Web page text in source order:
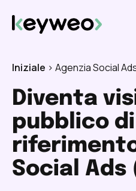
Iniziale > Agenzia Social
Diventa
pubblico di
Social Ads